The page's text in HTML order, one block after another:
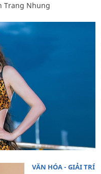
Trang Nhung
VĂN HÓA - GIẢI TRÍ